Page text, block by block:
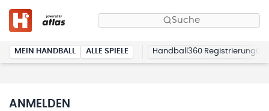
Suche
MEIN HANDBALL ALLE SPIELE Handball360 Registrierung
ANMELDEN